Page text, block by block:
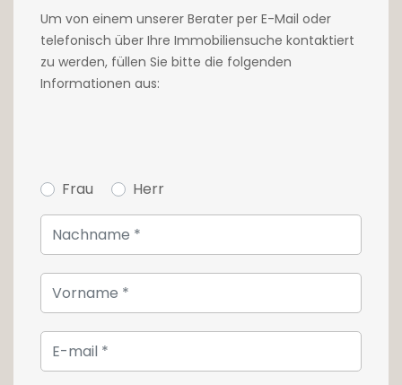
(rénovée en 2018) ;
Au deuxième étage, une grande suite avec
dressing ou bureau et une salle de douche ;
Vous apprécierez la rénovation récente
(toiture en 2009, chauffage au gaz
Wiessmann en 2014, fenêtres triple vitrage en
2014, électricité en 2009 ) les matériaux de
choix (planchers en chêne massif, bambou...),
les pierres et poutres apparentes.
Une cave complète ce bien.
Um von einem unserer Berater per E-Mail oder
telefonisch über Ihre Immobiliensuche kontaktiert
zu werden, füllen Sie bitte die folgenden
Informationen aus:
Frau Herr